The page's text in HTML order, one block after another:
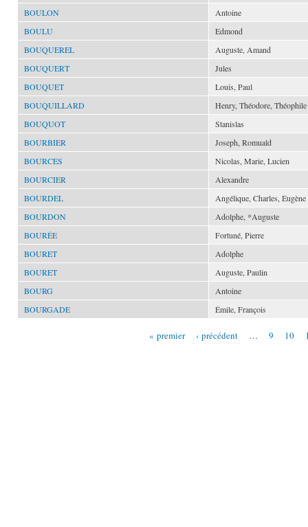
BOULON
Antoine
BOULU
Edmond
BOUQUEREL
Auguste, Amand
BOUQUERT
Jules
BOUQUET
Louis, Paul
BOUQUILLARD
Henry, Théodore, Théophile
BOUQUOT
Stanislas
BOURBIER
Joseph, Romuald
BOURCES
Nicolas, Marie, Lucien
BOURCIER
Alexandre
BOURDEL
Angélique, Charles, Eugène
BOURDON
Adolphe, *Auguste
BOURÉE
Fortuné, Pierre
BOURET
Adolphe
BOURET
Auguste, Paulin
BOURG
Antoine
BOURGADE
Émile, François
« premier ‹ précédent … 9 10